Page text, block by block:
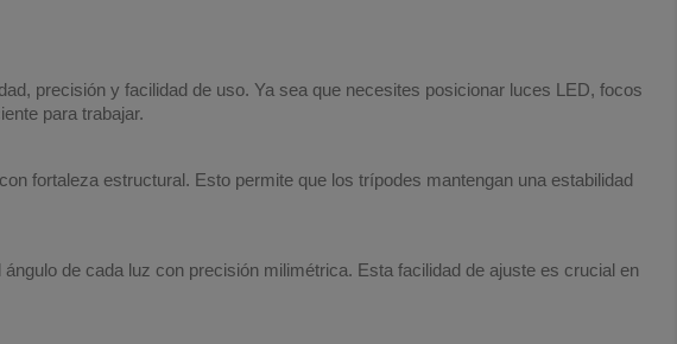
precisión y facilidad de uso. Ya sea que necesites posicionar luces LED, focos
para trabajar.
fortaleza estructural. Esto permite que los trípodes mantengan una estabilidad
de cada luz con precisión milimétrica. Esta facilidad de ajuste es crucial en